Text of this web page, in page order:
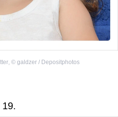
© galdzer / Depositphotos
19.